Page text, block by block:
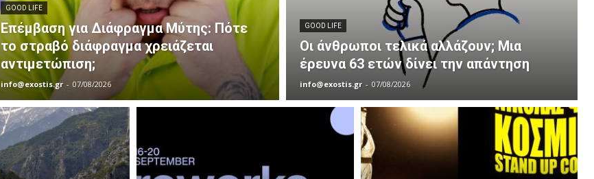
GOOD LIFE
Επέμβαση για Διάφραγμα Μύτης: Πότε
το στραβό διάφραγμα χρειάζεται
αντιμετώπιση;
info@exostis.gr - 07/08/2026
GOOD LIFE
Οι άνθρωποι τελικά αλλάζουν; Μια
έρευνα 63 ετών δίνει την απάντηση
info@exostis.gr - 07/08/2026